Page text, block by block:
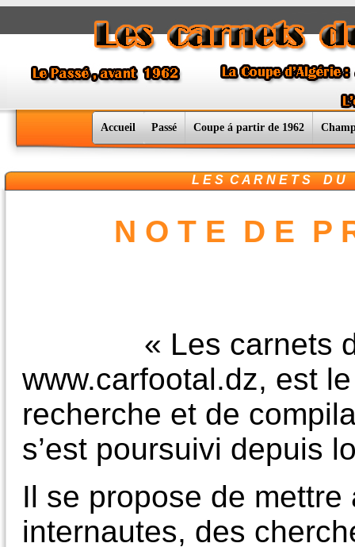
Accueil Passé Coupe á partir de 1962
L E S C A R N E T S D U
N O T E D E P
« Les carnets du
www.carfootal.dz, est
recherche et de
s’est poursuivi depuis
Il se propose de
internautes, des